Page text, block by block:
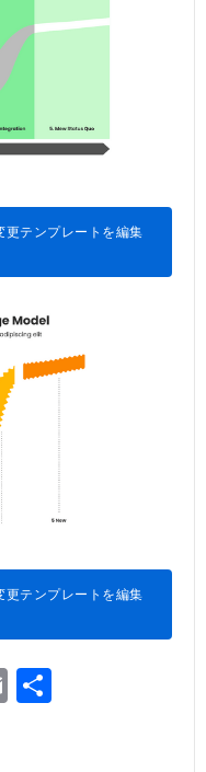
更テンプレートを編集
更テンプレートを編集
Email